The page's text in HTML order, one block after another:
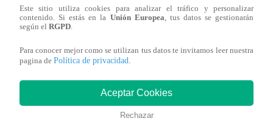
momento en el programa
Casa’
También te puede
Este sitio utiliza cookies para analizar el tráfico y personalizar
contenido. Si estás en la Unión Europea, tus datos se gestionarán
según el RGPD.
Para conocer mejor como se utilizan tus datos te invitamos leer nuestra
pagina de Política de privacidad.
Aceptar Cookies
Rechazar